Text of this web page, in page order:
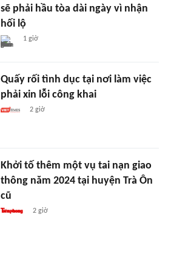
sẽ phải hầu tòa dài ngày vì nhận
hối lộ
1 giờ
Quấy rối tình dục tại nơi làm việc
phải xin lỗi công khai
2 giờ
Khởi tố thêm một vụ tai nạn giao
thông năm 2024 tại huyện Trà Ôn
cũ
2 giờ